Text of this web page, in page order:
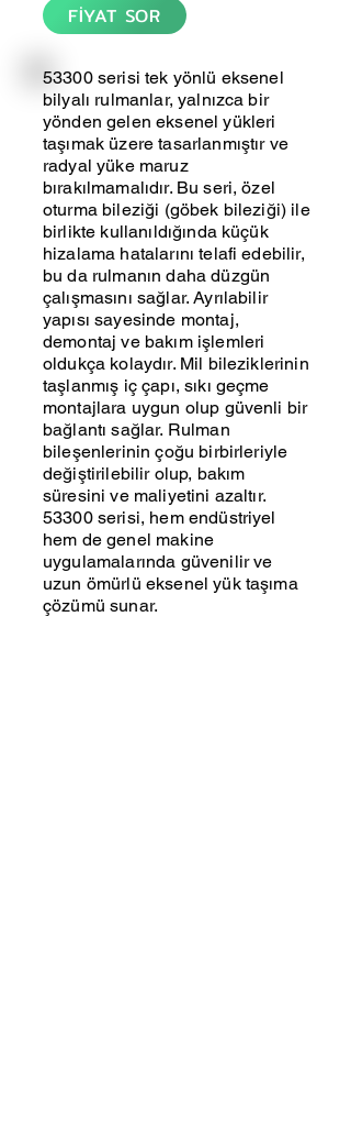
FİYAT SOR
53300 serisi tek yönlü eksenel
bilyalı rulmanlar, yalnızca bir
yönden gelen eksenel yükleri
taşımak üzere tasarlanmıştır ve
radyal yüke maruz
bırakılmamalıdır. Bu seri, özel
oturma bileziği (göbek bileziği) ile
birlikte kullanıldığında küçük
hizalama hatalarını telafi edebilir,
bu da rulmanın daha düzgün
çalışmasını sağlar. Ayrılabilir
yapısı sayesinde montaj,
demontaj ve bakım işlemleri
oldukça kolaydır. Mil bileziklerinin
taşlanmış iç çapı, sıkı geçme
montajlara uygun olup güvenli bir
bağlantı sağlar. Rulman
bileşenlerinin çoğu birbirleriyle
değiştirilebilir olup, bakım
süresini ve maliyetini azaltır.
53300 serisi, hem endüstriyel
hem de genel makine
uygulamalarında güvenilir ve
uzun ömürlü eksenel yük taşıma
çözümü sunar.